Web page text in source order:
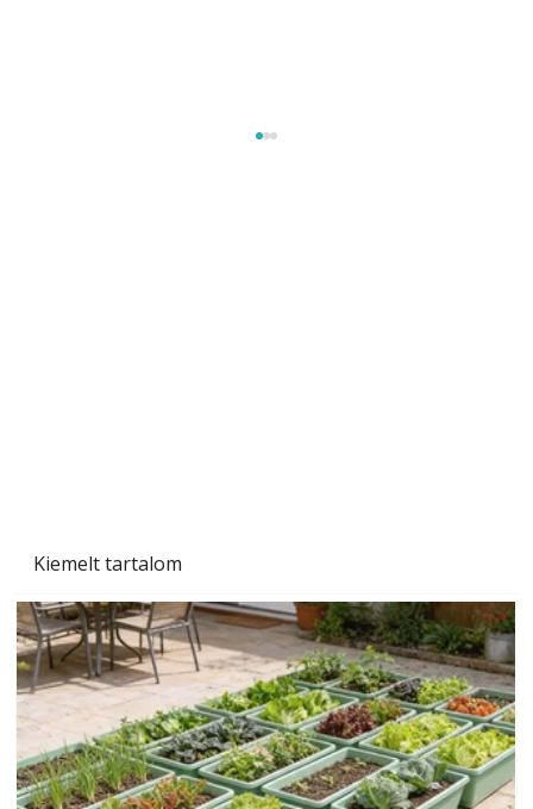
Kiemelt tartalom